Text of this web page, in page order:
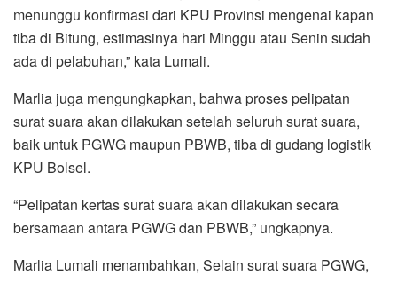
menunggu konfirmasi dari KPU Provinsi mengenai kapan
tiba di Bitung, estimasinya hari Minggu atau Senin sudah
ada di pelabuhan,” kata Lumali.
Marlia juga mengungkapkan, bahwa proses pelipatan
surat suara akan dilakukan setelah seluruh surat suara,
baik untuk PGWG maupun PBWB, tiba di gudang logistik
KPU Bolsel.
“Pelipatan kertas surat suara akan dilakukan secara
bersamaan antara PGWG dan PBWB,” ungkapnya.
Marlia Lumali menambahkan, Selain surat suara PGWG,